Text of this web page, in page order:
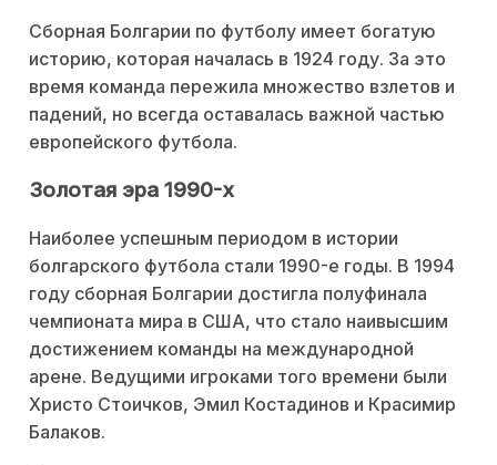
Сборная Болгарии по футболу имеет богатую
историю, которая началась в 1924 году. За это
время команда пережила множество взлетов и
падений, но всегда оставалась важной частью
европейского футбола.
Золотая эра 1990-х
Наиболее успешным периодом в истории
болгарского футбола стали 1990-е годы. В 1994
году сборная Болгарии достигла полуфинала
чемпионата мира в США, что стало наивысшим
достижением команды на международной
арене. Ведущими игроками того времени были
Христо Стоичков, Эмил Костадинов и Красимир
Балаков.